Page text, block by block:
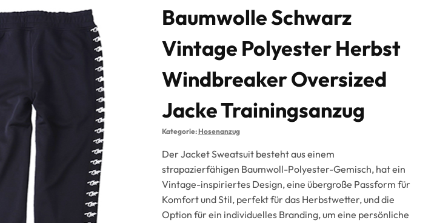
Baumwolle Schwarz
Vintage Polyester Herbst
Windbreaker Oversized
Jacke Trainingsanzug
Kategorie:Hosenanzug
Der Jacket Sweatsuit besteht aus einem
strapazierfähigen Baumwoll-Polyester-Gemisch, hat ein
Vintage-inspiriertes Design, eine übergroße Passform für
Komfort und Stil, perfekt für das Herbstwetter, und die
Option für ein individuelles Branding, um eine persönliche